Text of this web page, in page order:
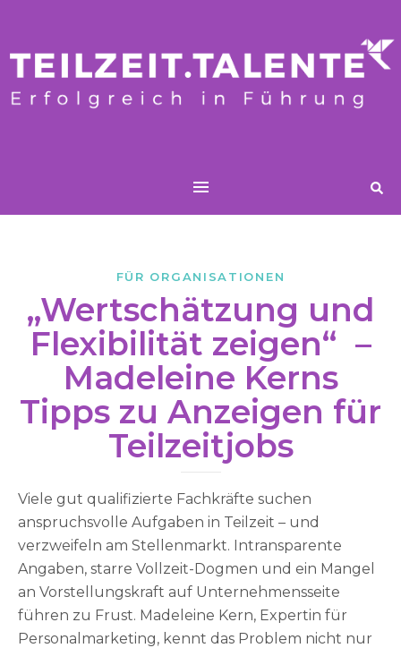
FÜR ORGANISATIONEN
„Wertschätzung und
Flexibilität zeigen“ –
Madeleine Kerns
Tipps zu Anzeigen für
Teilzeitjobs
Viele gut qualifizierte Fachkräfte suchen
anspruchsvolle Aufgaben in Teilzeit – und
verzweifeln am Stellenmarkt. Intransparente
Angaben, starre Vollzeit-Dogmen und ein Mangel
an Vorstellungskraft auf Unternehmensseite
führen zu Frust. Madeleine Kern, Expertin für
Personalmarketing, kennt das Problem nicht nur